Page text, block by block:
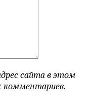
сайта в этом
комментариев.